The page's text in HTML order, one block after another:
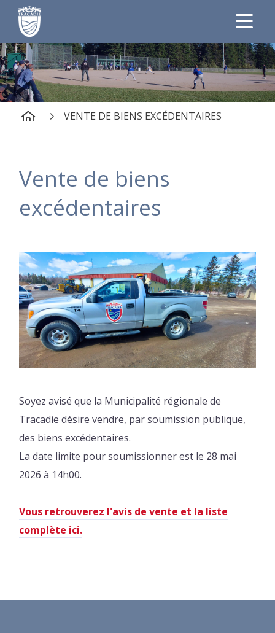
VENTE DE BIENS EXCÉDENTAIRES
Vente de biens
excédentaires
Soyez avisé que la Municipalité régionale de
Tracadie désire vendre, par soumission publique,
des biens excédentaires.
La date limite pour soumissionner est le 28 mai
2026 à 14h00.
Vous retrouverez l'avis de vente et la liste
complète ici.